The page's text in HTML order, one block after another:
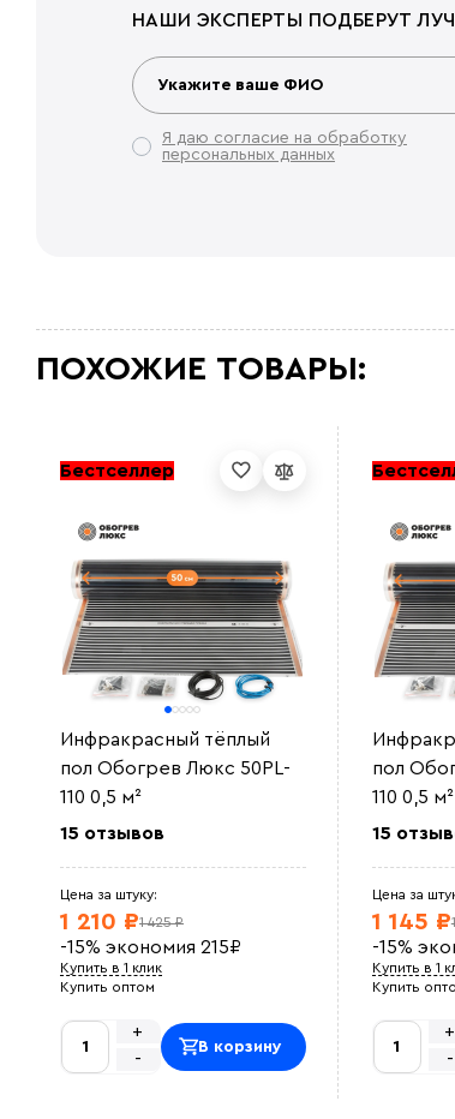
НАШИ ЭКСПЕРТЫ ПОДБЕРУТ
Я даю согласие на обработку
персональных данных
ПОХОЖИЕ ТОВАРЫ:
Бестселлер
Инфракрасный тёплый
пол Обогрев Люкс 50PL-
110 0,5 м²
15 отзывов
Цена за штуку:
1 425 ₽
1 210 ₽
-15% экономия 215₽
Купить в 1 клик
Купить оптом
-
+
В корзину
пол
110 0,5 м²
15
Цена за
1 145 ₽
-15%
Купить в 1
Купить
-
+